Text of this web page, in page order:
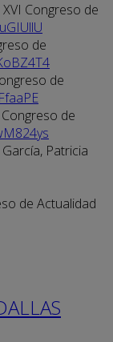
Congreso de
de
de
de
Patricia
de Actualidad